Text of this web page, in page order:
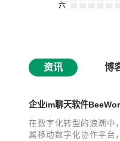
资讯 博
企业im聊天软件
在数字化转型的浪潮中
属移动数字化协作平台